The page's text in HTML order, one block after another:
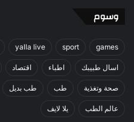
وسوم
games
sport
yalla live
اسال طبيبك اطباء اقتصاد
صحة وتغذية طب طب بديل
عالم الطب يلا لايف